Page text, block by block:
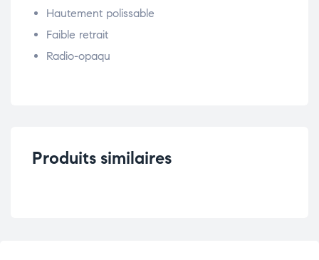
Hautement polissable
Faible retrait
Radio-opaqu
Produits similaires